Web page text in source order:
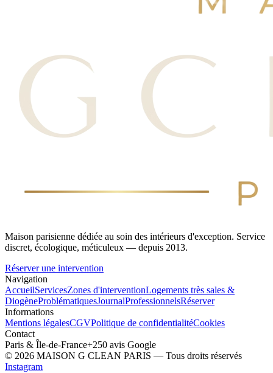
Maison parisienne dédiée au soin des intérieurs d'exception. Service
discret, écologique, méticuleux — depuis 2013.
Réserver une intervention
Navigation
AccueilServicesZones d'interventionLogements très sales &
DiogèneProblématiquesJournalProfessionnelsRéserver
Informations
Mentions légalesCGVPolitique de confidentialitéCookies
Contact
Paris & Île-de-France+250 avis Google
© 2026 MAISON G CLEAN PARIS — Tous droits réservés
Instagram